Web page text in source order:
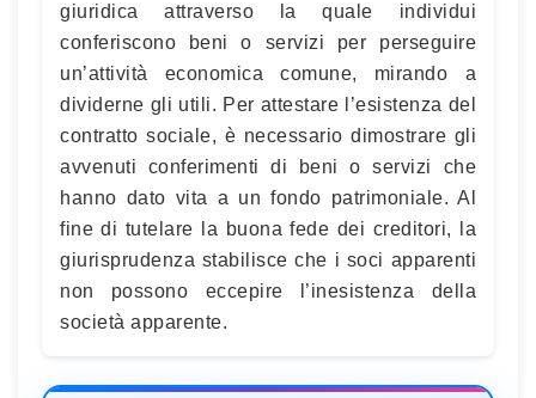
giuridica attraverso la quale individui
conferiscono beni o servizi per perseguire
un’attività economica comune, mirando a
dividerne gli utili. Per attestare l’esistenza del
contratto sociale, è necessario dimostrare gli
avvenuti conferimenti di beni o servizi che
hanno dato vita a un fondo patrimoniale. Al
fine di tutelare la buona fede dei creditori, la
giurisprudenza stabilisce che i soci apparenti
non possono eccepire l’inesistenza della
società apparente.